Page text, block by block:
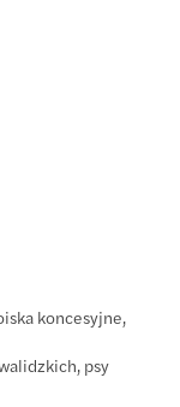
koncesyjne,
psy